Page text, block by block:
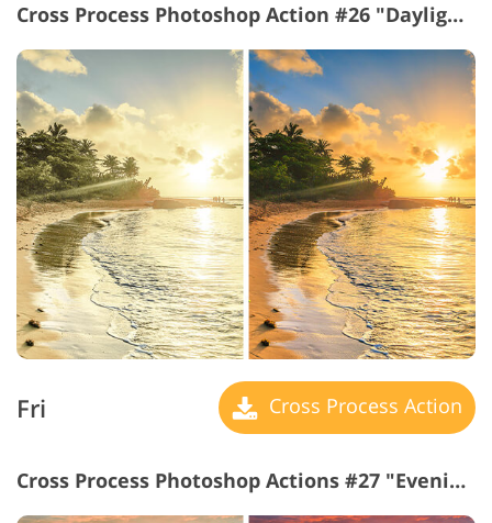
Cross Process Photoshop Action #26 "Daylight"
Fri Cross Process Action
Cross Process Photoshop Actions #27 "Evening"